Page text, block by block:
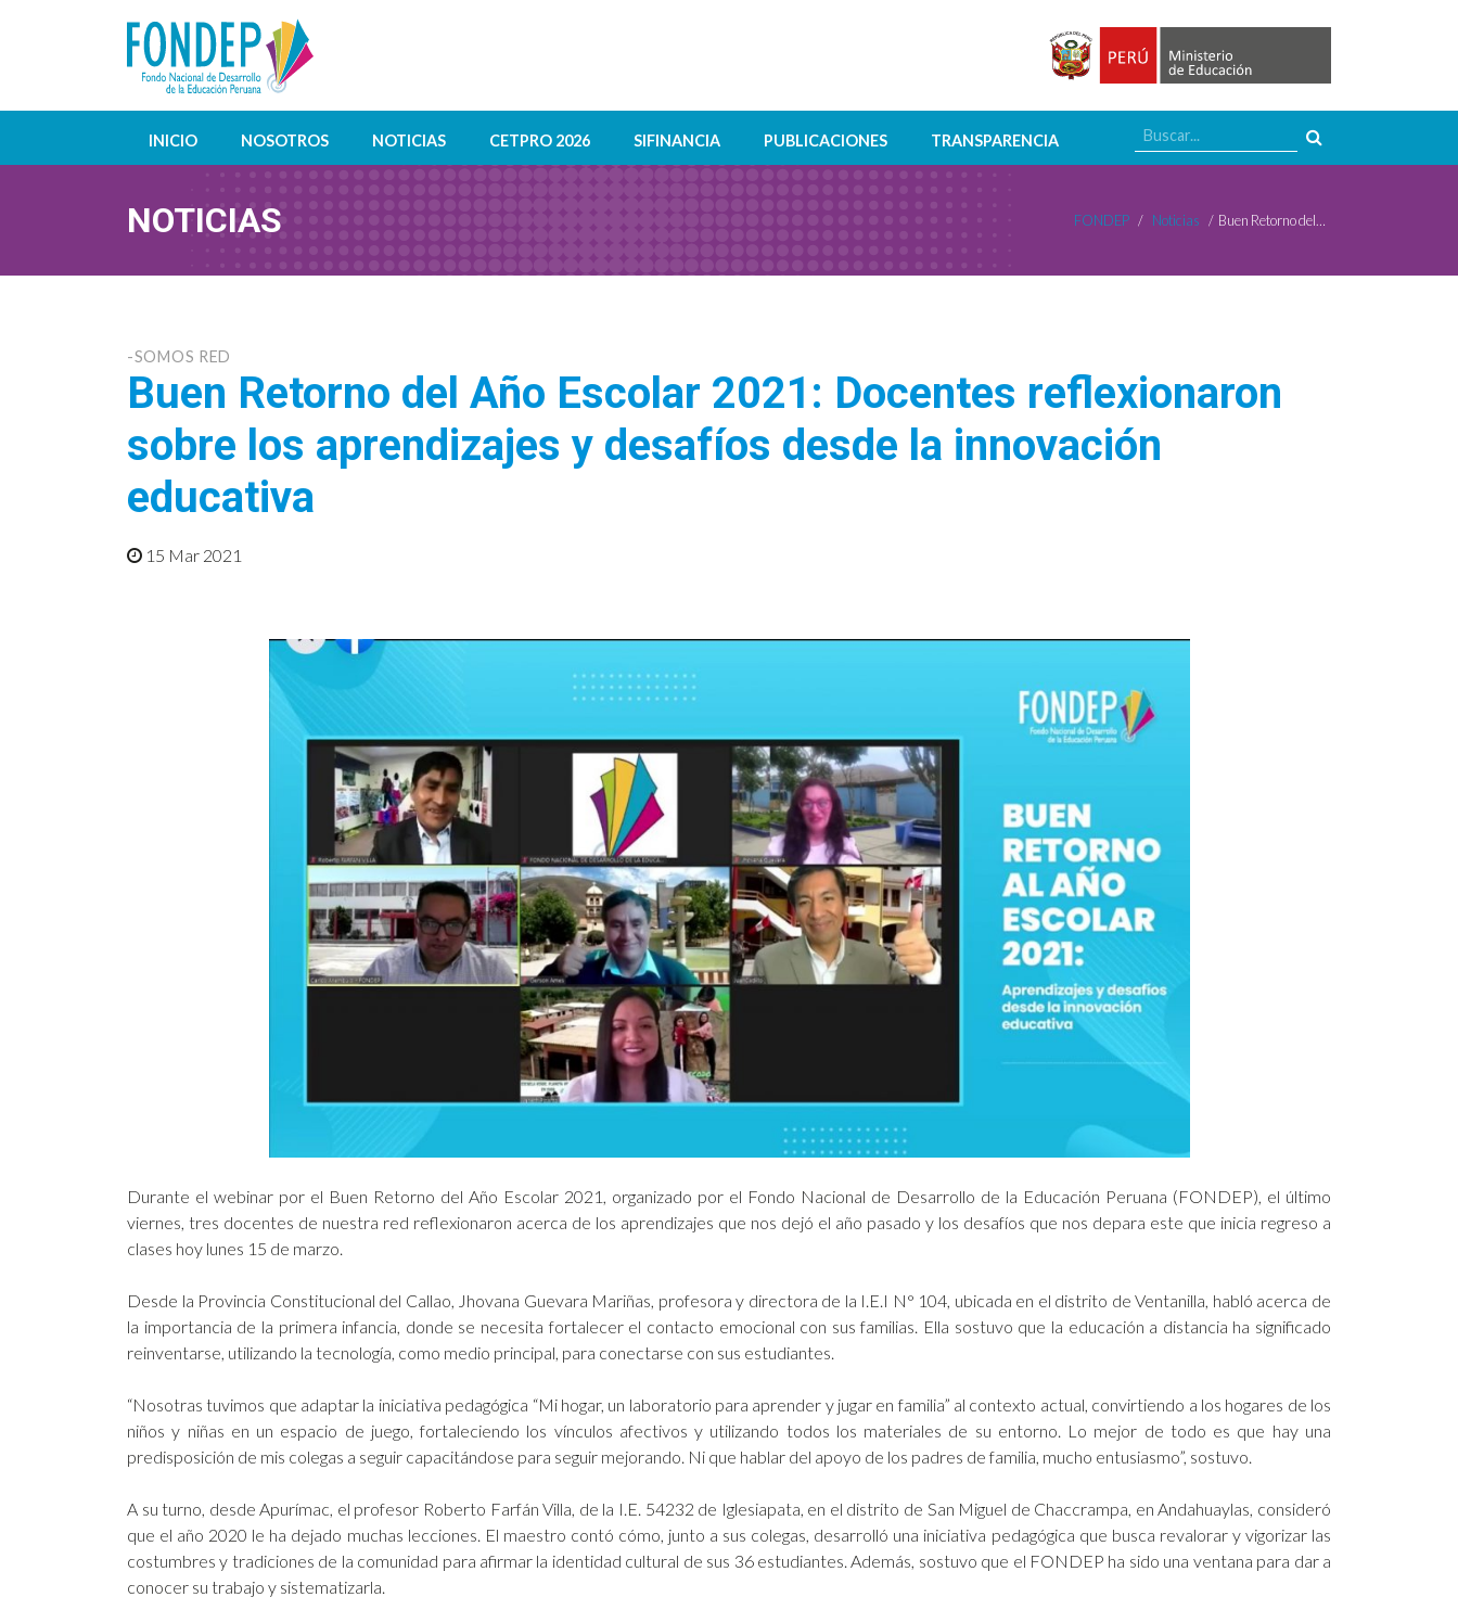
INICIO NOSOTROS NOTICIAS CETPRO 2026 SIFINANCIA PUBLICACIONES TRANSPARENCIA
NOTICIAS FONDEP / Noticias / Buen Retorno del Año Escolar 2021: Docentes reflexionaron sobre los aprendizajes y desafíos desde la innovación educativa
-SOMOS RED
Buen Retorno del Año Escolar 2021: Docentes reflexionaron
sobre los aprendizajes y desafíos desde la innovación
educativa
15 Mar 2021
Durante el webinar por el Buen Retorno del Año Escolar 2021, organizado por el Fondo Nacional de Desarrollo de la Educación Peruana (FONDEP), el último
viernes, tres docentes de nuestra red reflexionaron acerca de los aprendizajes que nos dejó el año pasado y los desafíos que nos depara este que inicia regreso a
clases hoy lunes 15 de marzo.
Desde la Provincia Constitucional del Callao, Jhovana Guevara Mariñas, profesora y directora de la I.E.I N° 104, ubicada en el distrito de Ventanilla, habló acerca de
la importancia de la primera infancia, donde se necesita fortalecer el contacto emocional con sus familias. Ella sostuvo que la educación a distancia ha significado
reinventarse, utilizando la tecnología, como medio principal, para conectarse con sus estudiantes.
“Nosotras tuvimos que adaptar la iniciativa pedagógica “Mi hogar, un laboratorio para aprender y jugar en familia” al contexto actual, convirtiendo a los hogares de los
niños y niñas en un espacio de juego, fortaleciendo los vínculos afectivos y utilizando todos los materiales de su entorno. Lo mejor de todo es que hay una
predisposición de mis colegas a seguir capacitándose para seguir mejorando. Ni que hablar del apoyo de los padres de familia, mucho entusiasmo”, sostuvo.
A su turno, desde Apurímac, el profesor Roberto Farfán Villa, de la I.E. 54232 de Iglesiapata, en el distrito de San Miguel de Chaccrampa, en Andahuaylas, consideró
que el año 2020 le ha dejado muchas lecciones. El maestro contó cómo, junto a sus colegas, desarrolló una iniciativa pedagógica que busca revalorar y vigorizar las
costumbres y tradiciones de la comunidad para afirmar la identidad cultural de sus 36 estudiantes. Además, sostuvo que el FONDEP ha sido una ventana para dar a
conocer su trabajo y sistematizarla.